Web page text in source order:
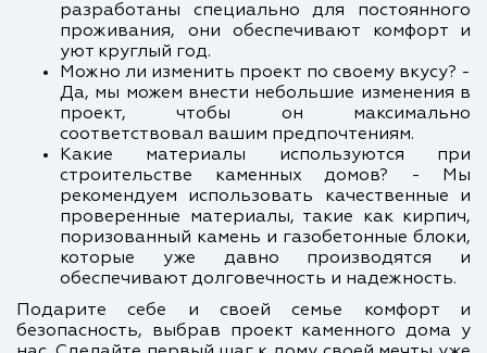
разработаны специально для постоянного
проживания, они обеспечивают комфорт и
уют круглый год.
Можно ли изменить проект по своему вкусу? -
Да, мы можем внести небольшие изменения в
проект, чтобы он максимально
соответствовал вашим предпочтениям.
Какие материалы используются при
строительстве каменных домов? - Мы
рекомендуем использовать качественные и
проверенные материалы, такие как кирпич,
поризованный камень и газобетонные блоки,
которые уже давно производятся и
обеспечивают долговечность и надежность.
Подарите себе и своей семье комфорт и
безопасность, выбрав проект каменного дома у